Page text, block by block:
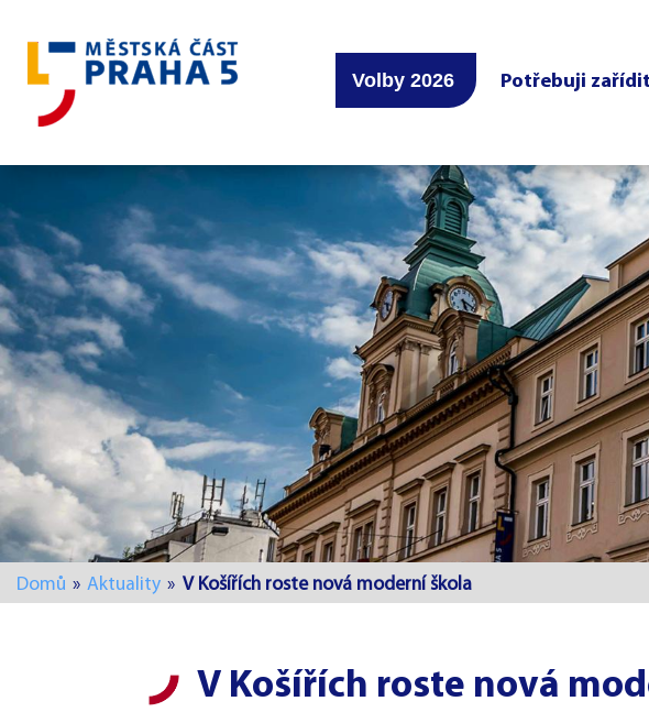
Volby 2026 Potřebuji zařídit
Domů » Aktuality » V Košířích roste nová moderní škola
V Košířích roste nová